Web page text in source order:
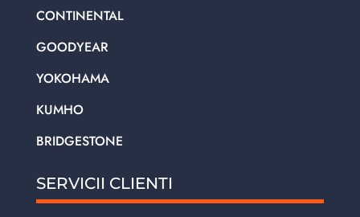
CONTINENTAL
GOODYEAR
YOKOHAMA
KUMHO
BRIDGESTONE
SERVICII CLIENTI